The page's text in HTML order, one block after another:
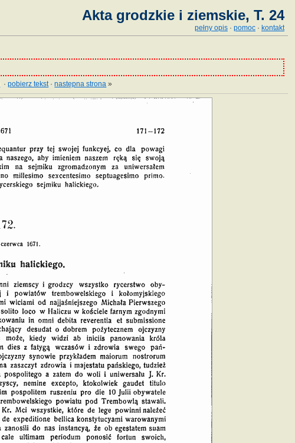
Akta grodzkie i ziemskie, T. 24
pełny opis · pomoc · kontakt
·pobierz tekst·następna strona »